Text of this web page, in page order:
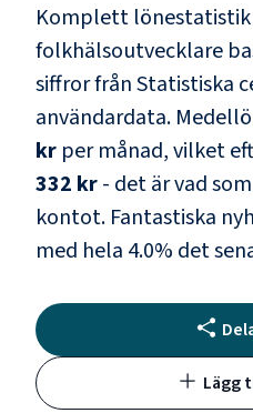
Komplett
folkhälsoutvecklare
siffror från Statistiska
användardata.
kr per månad, vilket
332 kr- det är vad
kontot. Fantastiska
med hela 4.0% det
Lägg